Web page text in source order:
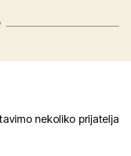
nekoliko prijatelja